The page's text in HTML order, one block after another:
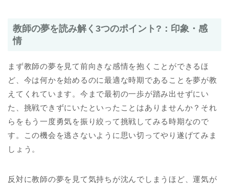
教師の夢を読み解く3つのポイント?：印象・感
情
まず教師の夢を見て前向きな感情を抱くことができるほ
ど、今は何かを始めるのに最適な時期であることを夢が教
えてくれています。今まで最初の一歩が踏み出せずにい
た、挑戦できずにいたといったことはありませんか？それ
らをもう一度勇気を振り絞って挑戦してみる時期なので
す。この機会を逃さないように思い切ってやり遂げてみま
しょう。
反対に教師の夢を見て気持ちが沈んでしまうほど、運気が